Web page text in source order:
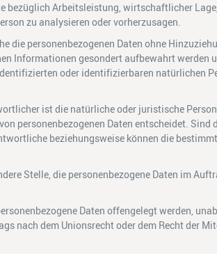
bezüglich Arbeitsleistung, wirtschaftlicher
zu analysieren oder vorherzusagen.
die personenbezogenen Daten ohne
Informationen gesondert aufbewahrt werden
oder identifizierbaren natürlichen
ist die natürliche oder juristische
personenbezogenen Daten entscheidet. Sind
beziehungsweise können die
Stelle, die personenbezogene Daten im
Daten offengelegt werden,
nach dem Unionsrecht oder dem Recht der